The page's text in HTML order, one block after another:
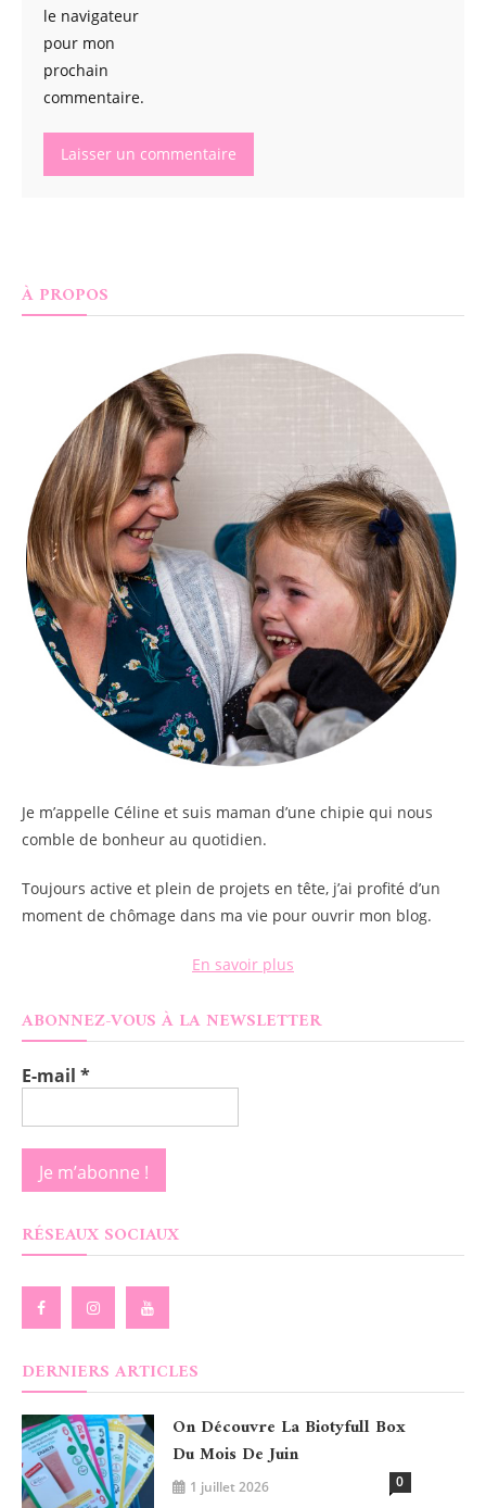
le navigateur
pour mon
prochain
commentaire.
À PROPOS
Je m’appelle Céline et suis maman d’une chipie qui nous
comble de bonheur au quotidien.
Toujours active et plein de projets en tête, j’ai profité d’un
moment de chômage dans ma vie pour ouvrir mon blog.
En savoir plus
ABONNEZ-VOUS À LA NEWSLETTER
E-mail *
RÉSEAUX SOCIAUX
DERNIERS ARTICLES
On Découvre La Biotyfull Box
Du Mois De Juin
1 juillet 2026 0